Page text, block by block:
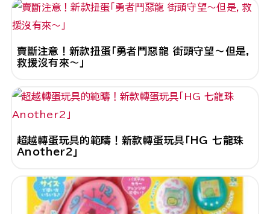
賣斷注意！新款扭蛋「勇者鬥惡龍 街頭守望～但是，
救援沒有來～」
超越轉蛋玩具的範疇！新款轉蛋玩具「HG 七龍珠
Another2」